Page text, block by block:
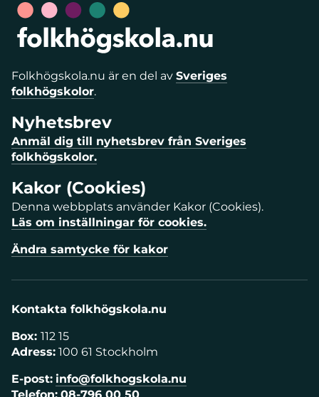
Folkhögskola.nu är en del av Sveriges
folkhögskolor.
Nyhetsbrev
Anmäl dig till nyhetsbrev från Sveriges
folkhögskolor.
Kakor (Cookies)
Denna webbplats använder Kakor (Cookies).
Läs om inställningar för cookies.
Ändra samtycke för kakor
Kontakta folkhögskola.nu
Box: 112 15
Adress: 100 61 Stockholm
E-post: info@folkhogskola.nu